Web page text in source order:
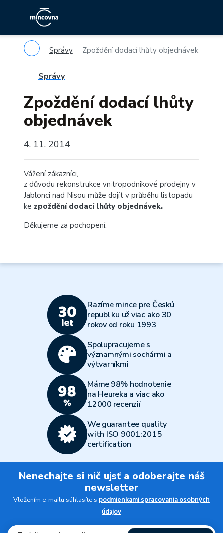
Správy Zpoždění dodací lhůty objednávek
Správy
Zpoždění dodací lhůty
objednávek
4. 11. 2014
Vážení zákazníci,
z důvodu rekonstrukce vnitropodnikové prodejny v
Jablonci nad Nisou může dojít v průběhu listopadu
ke zpoždění dodací lhůty objednávek.
Děkujeme za pochopení.
Razíme mince pre Českú
republiku už viac ako 30
rokov od roku 1993
Spolupracujeme s
významnými sochármi a
výtvarníkmi
Máme 98% hodnotenie
na Heureka a viac ako
12000 recenzií
We guarantee quality
with ISO 9001:2015
certification
Nenechajte si nič ujsť a odoberajte náš
newsletter
Vložením e-mailu súhlasíte s podmienkami spracovania osobných
údajov